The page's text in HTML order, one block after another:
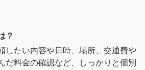
？
したい内容や日時、場所、交通費や
だ料金の確認など、しっかりと個別